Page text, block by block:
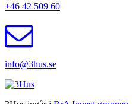
+46 42 509 60
info@3hus.se